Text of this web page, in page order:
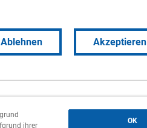
Akzeptieren
Ablehnen
Zweigniederlassung und
ihrer
OK